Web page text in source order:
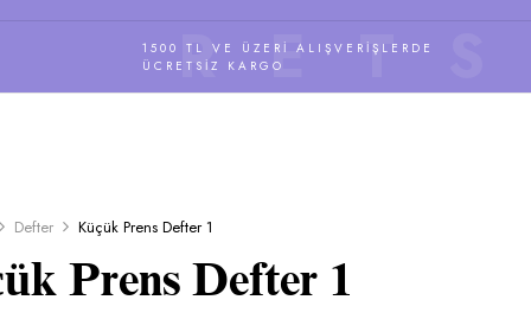
1500 TL VE ÜZERI ALIŞVERIŞLERDE
ÜCRETSIZ KARGO
Defter Küçük Prens Defter 1
Prens Defter 1